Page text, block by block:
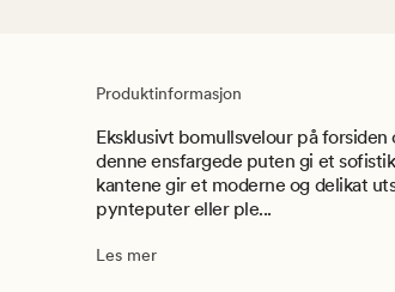
Produktinformasjon
Eksklusivt bomullsvelour på
denne ensfargede puten gi et
kantene gir et moderne og delikat
pynteputer eller ple...
Les mer